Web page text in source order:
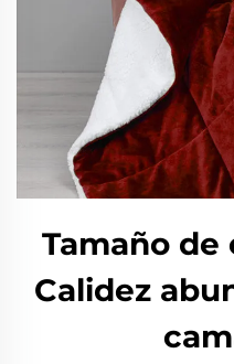
Tamaño
Calidez